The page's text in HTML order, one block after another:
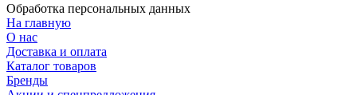
Обработка персональных данных
На главную
О нас
Доставка и оплата
Каталог товаров
Бренды